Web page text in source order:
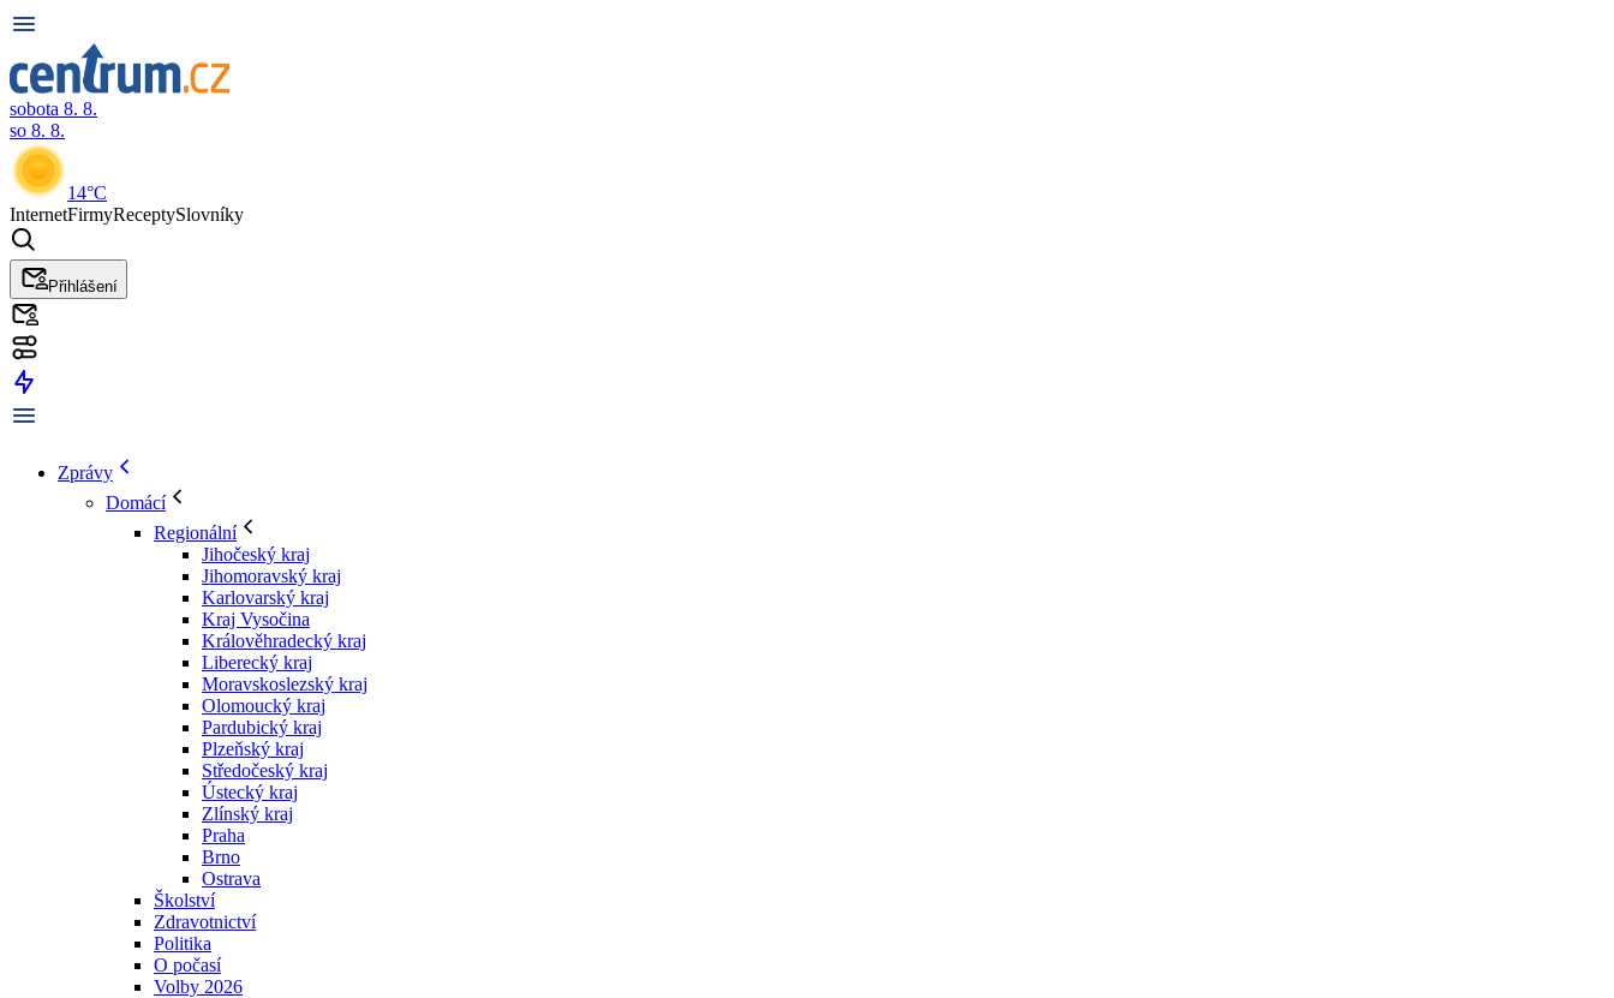
sobota 8. 8.
so 8. 8.
14°C
InternetFirmyReceptySlovníky
Přihlášení
Zprávy
Domácí
Regionální
Jihočeský kraj
Jihomoravský kraj
Karlovarský kraj
Kraj Vysočina
Králověhradecký kraj
Liberecký kraj
Moravskoslezský kraj
Olomoucký kraj
Pardubický kraj
Plzeňský kraj
Středočeský kraj
Ústecký kraj
Zlínský kraj
Praha
Brno
Ostrava
Školství
Zdravotnictví
Politika
O počasí
Volby 2026